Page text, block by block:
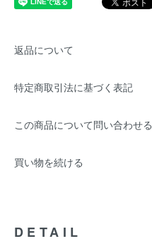
返品について
特定商取引法に基づく表記
この商品について問い合わせる
買い物を続ける
DETAIL